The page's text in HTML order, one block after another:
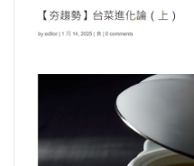
影音區
創意出版服務
關於Yilan